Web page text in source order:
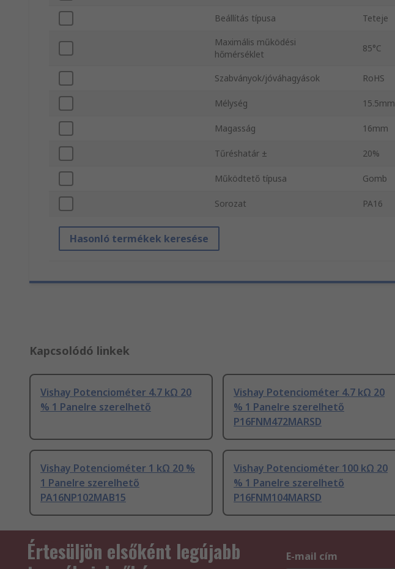
Beállítás típusa Teteje
Maximális működési
hőmérséklet
85°C
Szabványok/jóváhagyások RoHS
Mélység 15.5mm
Magasság 16mm
Tűréshatár ± 20%
Működtető típusa Gomb
Sorozat PA16
Hasonló termékek keresése
Kapcsolódó linkek
Vishay Potenciométer 4.7 kΩ 20
% 1 Panelre szerelhető
Vishay Potenciométer 4.7 kΩ 20
% 1 Panelre szerelhető
P16FNM472MARSD
Vishay Potenciométer 1 kΩ 20 %
1 Panelre szerelhető
PA16NP102MAB15
Vishay Potenciométer 100 kΩ 20
% 1 Panelre szerelhető
P16FNM104MARSD
Értesüljön elsőként legújabb
E-mail cím